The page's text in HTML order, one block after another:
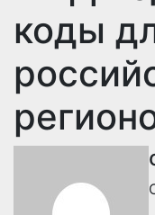
коды